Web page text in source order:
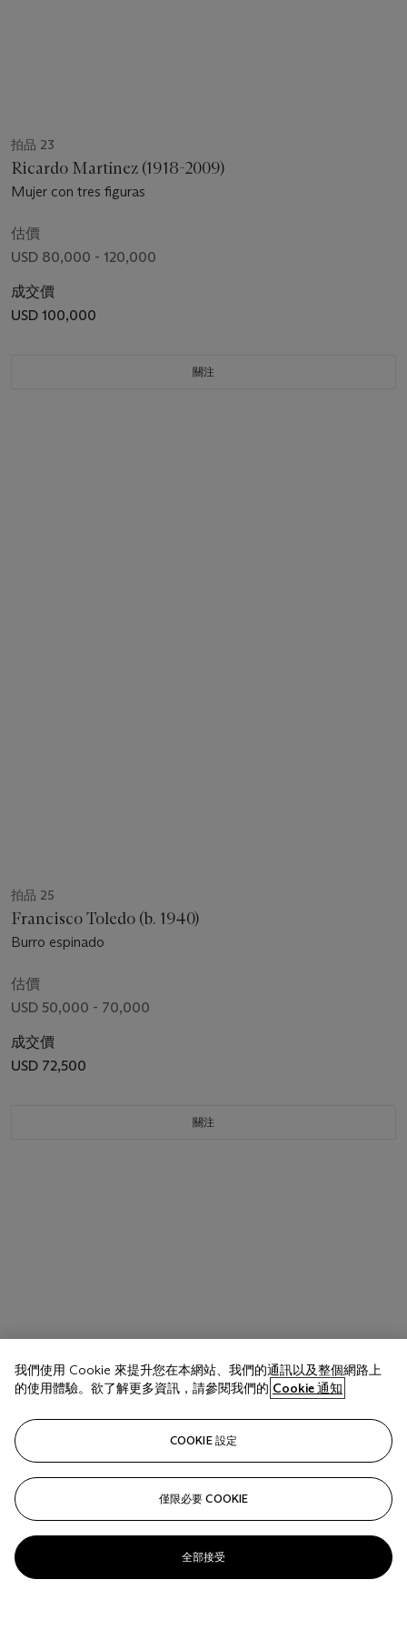
拍品 23
Ricardo Martínez (1918-2009)
Mujer con tres figuras
估價
USD 80,000 - 120,000
成交價
USD 100,000
關注
拍品 25
Francisco Toledo (b. 1940)
Burro espinado
估價
USD 50,000 - 70,000
成交價
USD 72,500
關注
我們使用 Cookie 來提升您在本網站、我們的通訊以及整個網路上
的使用體驗。欲了解更多資訊，請參閱我們的 Cookie 通知
COOKIE 設定
僅限必要 COOKIE
全部接受